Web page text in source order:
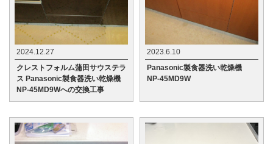
2024.12.27
クレストフォルム蒲田サウステラ
ス Panasonic製食器洗い乾燥機
NP-45MD9Wへの交換工事
2023.6.10
Panasonic製食器洗い乾燥機
NP-45MD9W